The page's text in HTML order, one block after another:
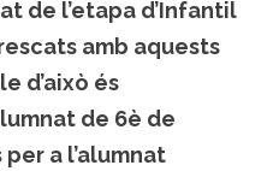
de l’etapa d’Infantil
amb aquests
d’això és
de 6è de
a l’alumnat